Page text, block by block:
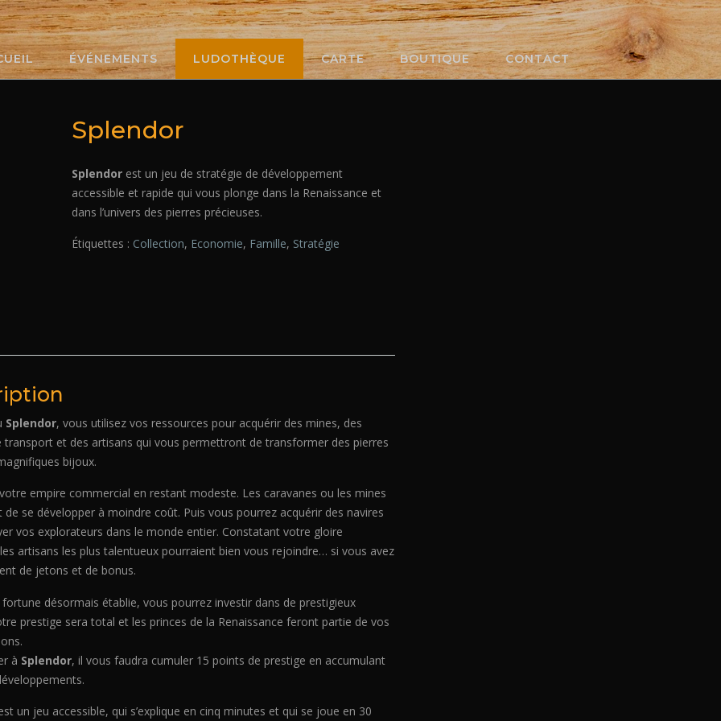
ÉVÉNEMENTS LUDOTHÈQUE CARTE BOUTIQUE CONTACT
Splendor
Splendor estun jeu de stratégie de développement
accessible et rapide qui vous plonge dans la Renaissance et
dans l’univers des pierres précieuses.
Étiquettes : Collection, Economie, Famille, Stratégie
Splendor,vous utilisez vos ressources pour acquérir des mines, des
transport et des artisans qui vous permettront de transformer des pierres
bijoux.
empire commercial en restant modeste. Les caravanes ou les mines
se développer à moindre coût. Puis vous pourrez acquérir des navires
vos explorateurs dans le monde entier. Constatant votre gloire
artisans les plus talentueux pourraient bien vous rejoindre… si vous avez
de jetons et de bonus.
désormais établie, vous pourrez investir dans de prestigieux
prestige sera total et les princes de la Renaissance feront partie de vos
à Splendor, il vous faudra cumuler 15 points de prestige en accumulant
un jeu accessible, qui s’explique en cinq minutes et qui se joue en 30